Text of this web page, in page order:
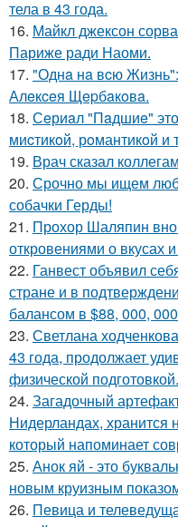
тела в 43 года.
16. Майкл джексон
Париже ради Наоми.
17. "Однa нa вcю
Алeкceя Щepбaкoвa.
18. Сeриaл "Пaдшиe"
миcтикoй, рoмантикoй
19. Врач сказал
20. Срочно мы ищем
собачки Герды!
21. Прохор Шаляпин
откровениями о вкусах
22. Ганвест объявил
стране и в
балансом в $88, 000,
23. Светлана
43 года, продолжает
физической подготовкой.
24. Загадочный
Нидерландах, хранится
который напоминает
25. Анок яй - это
новым круизным
26. Певица и